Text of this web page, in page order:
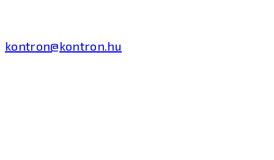
kontron@kontron.hu